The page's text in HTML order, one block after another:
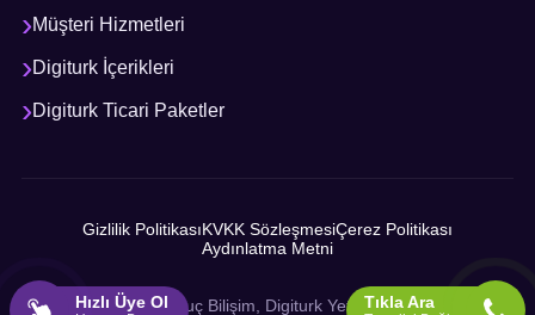
Müşteri Hizmetleri
Digiturk İçerikleri
Digiturk Ticari Paketler
Gizlilik PolitikasıKVKK SözleşmesiÇerez Politikası
Aydınlatma Metni
© 2026 Sonuç Bilişim, Digiturk Yetkili İş Ortağı
Hızlı Üye Ol Tıkla Ara